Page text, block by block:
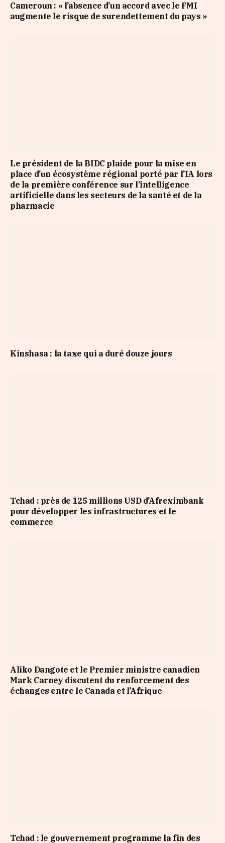
Cameroun : « l’absence d’un accord avec le FMI
augmente le risque de surendettement du pays »
Le président de la BIDC plaide pour la mise en
place d’un écosystème régional porté par l’IA lors
de la première conférence sur l’intelligence
artificielle dans les secteurs de la santé et de la
pharmacie
Kinshasa : la taxe qui a duré douze jours
Tchad : près de 125 millions USD d’Afreximbank
pour développer les infrastructures et le
commerce
Aliko Dangote et le Premier ministre canadien
Mark Carney discutent du renforcement des
échanges entre le Canada et l’Afrique
Tchad : le gouvernement programme la fin des